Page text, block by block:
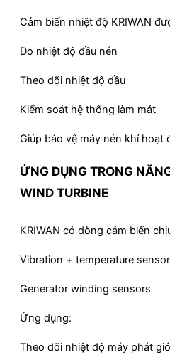
Cảm biến nhiệt độ KRIWAN
Đo nhiệt độ đầu nén
Theo dõi nhiệt độ dầu
Kiểm soát hệ thống làm mát
Giúp bảo vệ máy nén khí hoạt
ỨNG DỤNG TRONG
WIND TURBINE
KRIWAN có dòng cảm biến
Vibration + temperature sensor
Generator winding sensors
Ứng dụng:
Theo dõi nhiệt độ máy phát gió